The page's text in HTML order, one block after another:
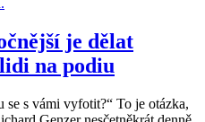
je dělat
na podiu
s vámi vyfotit?“ To je otázka,